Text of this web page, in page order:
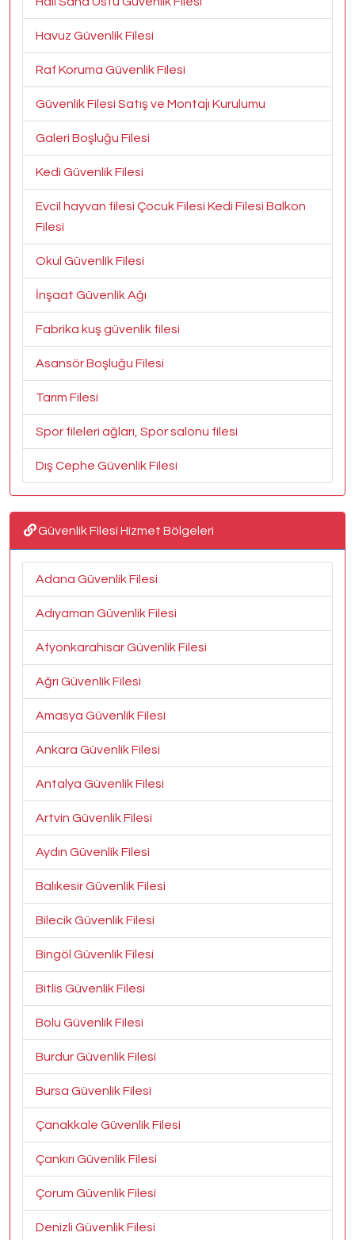
Havuz Güvenlik Filesi
Raf Koruma Güvenlik Filesi
Güvenlik Filesi Satış ve Montajı Kurulumu
Galeri Boşluğu Filesi
Kedi Güvenlik Filesi
Evcil hayvan filesi Çocuk Filesi Kedi Filesi Balkon
Filesi
Okul Güvenlik Filesi
İnşaat Güvenlik Ağı
Fabrika kuş güvenlik filesi
Asansör Boşluğu Filesi
Tarım Filesi
Spor fileleri ağları, Spor salonu filesi
Dış Cephe Güvenlik Filesi
Güvenlik Filesi Hizmet Bölgeleri
Adana Güvenlik Filesi
Adıyaman Güvenlik Filesi
Afyonkarahisar Güvenlik Filesi
Ağrı Güvenlik Filesi
Amasya Güvenlik Filesi
Ankara Güvenlik Filesi
Antalya Güvenlik Filesi
Artvin Güvenlik Filesi
Aydın Güvenlik Filesi
Balıkesir Güvenlik Filesi
Bilecik Güvenlik Filesi
Bingöl Güvenlik Filesi
Bitlis Güvenlik Filesi
Bolu Güvenlik Filesi
Burdur Güvenlik Filesi
Bursa Güvenlik Filesi
Çanakkale Güvenlik Filesi
Çankırı Güvenlik Filesi
Çorum Güvenlik Filesi
Denizli Güvenlik Filesi